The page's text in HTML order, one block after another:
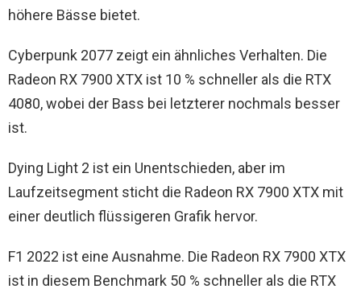
höhere Bässe bietet.
Cyberpunk 2077 zeigt ein ähnliches Verhalten. Die
Radeon RX 7900 XTX ist 10 % schneller als die RTX
4080, wobei der Bass bei letzterer nochmals besser
ist.
Dying Light 2 ist ein Unentschieden, aber im
Laufzeitsegment sticht die Radeon RX 7900 XTX mit
einer deutlich flüssigeren Grafik hervor.
F1 2022 ist eine Ausnahme. Die Radeon RX 7900 XTX
ist in diesem Benchmark 50 % schneller als die RTX